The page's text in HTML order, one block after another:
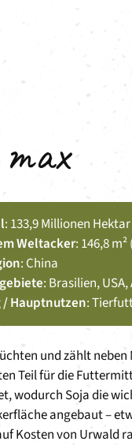
: 133,9 Millionen Hektar
Weltacker: 146,8 m²
: China
: Brasilien,
Hauptnutzen:
und zählt neben
Teil für die
wodurch Soja die
angebaut –
Kosten von Urwald